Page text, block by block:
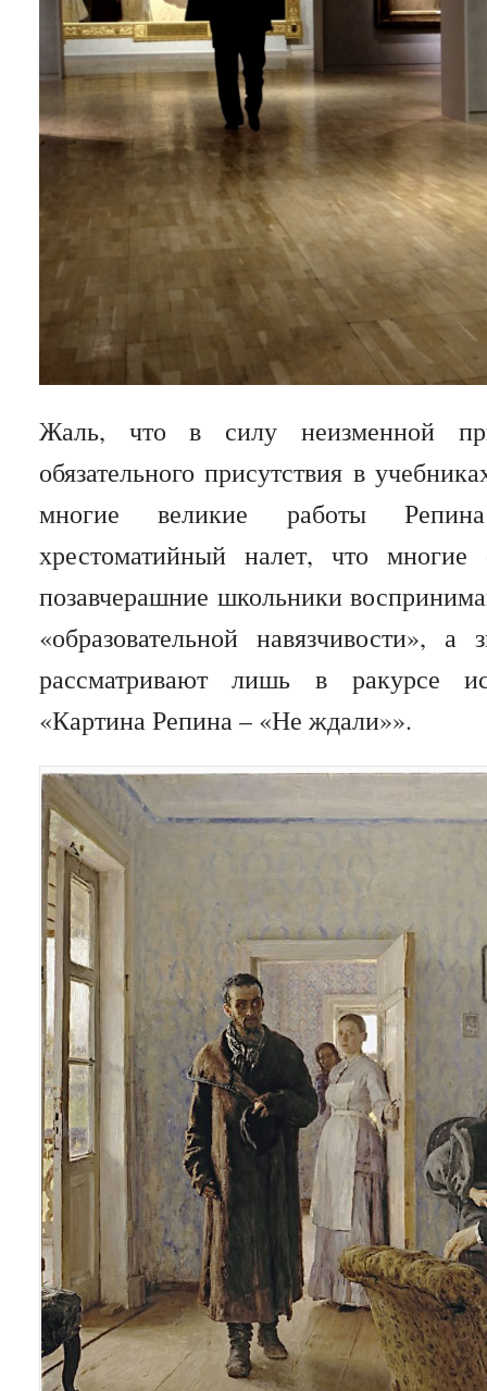
Жаль, что в силу неизменной
обязательного присутствия в
многие великие работы
хрестоматийный налет, что
позавчерашние школьники
«образовательной навязчивости»,
рассматривают лишь в ракурсе
«Картина Репина – «Не ждали»».